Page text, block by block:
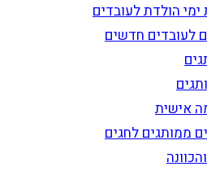
הולדת לעובדים
לעובדים חדשים
אישית
ממותגים לחגים